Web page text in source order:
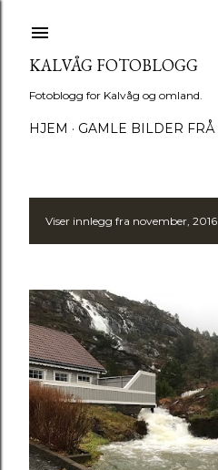
KALVÅG FOTOBLOGG
Fotoblogg for Kalvåg og omland.
HJEM GAMLE BILDER FRÅ
I
n
l
e
g
g
Viser innlegg fra november, 2016